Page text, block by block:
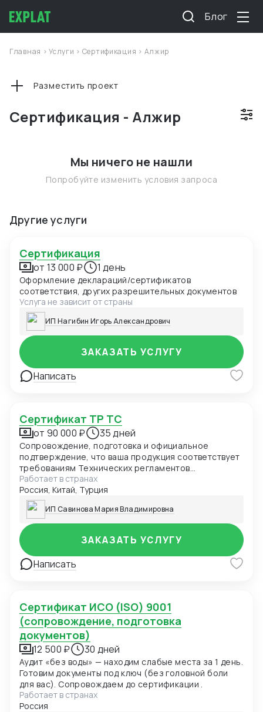
Блог
Главная >Услуги > Сертификация > Алжир
Сертификация - Алжир
Разместить проект
Мы ничего не нашли
Попробуйте изменить условия запроса
Другие услуги
Сертификация
от 13 000 ₽ 1 день
Оформление деклараций/сертификатов
соответствия, других разрешительных документов
Услуга не зависит от страны
ИП Нагибин Игорь Александрович
Написать
ЗАКАЗАТЬ УСЛУГУ
Сертификат ТР ТС
от 90 000 ₽ 35 дней
Сопровождение, подготовка и официальное
подтверждение, что ваша продукция соответствует
требованиям Технических регламентов
Таможенного союза (ЕАЭС). Обязателен для ввоза
и продажи товаров в России и странах ЕАЭС.
Работает в странах
Россия, Китай, Турция
ИП Савинова Мария Владимировна
Написать
ЗАКАЗАТЬ УСЛУГУ
Сертификат ИСО (ISO) 9001
(сопровождение, подготовка
документов)
12 500 ₽ 30 дней
Аудит «без воды» — находим слабые места за 1 день.
Готовим документы под ключ (без головной боли
для вас). Сопровождаем до сертификации .
Работает в странах
Россия